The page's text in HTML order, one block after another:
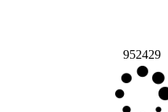
952429